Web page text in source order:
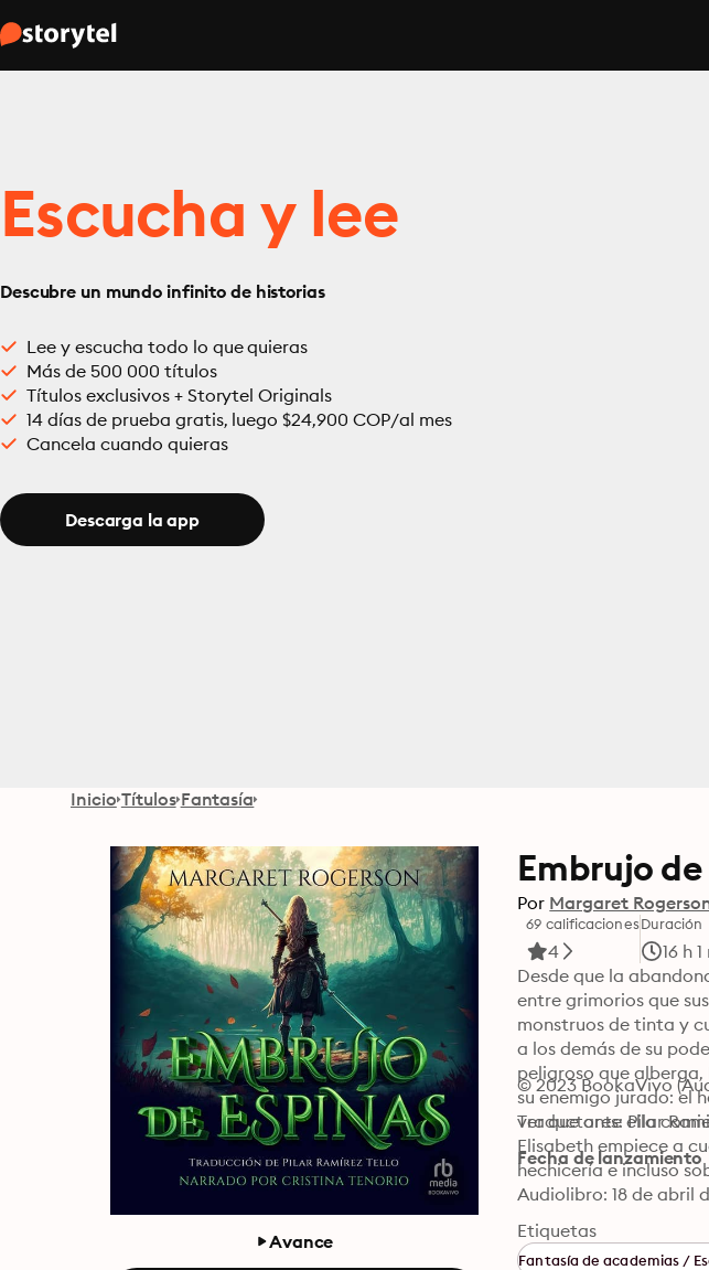
Escucha y lee
Descubre un mundo infinito de historias
Lee y escucha todo lo que quieras
Más de 500 000 títulos
Títulos exclusivos + Storytel Originals
14 días de prueba gratis, luego $24,900 COP/al mes
Cancela cuando quieras
Descarga la app
Inicio Títulos Fantasía
Avance
Embrujo
Por Margaret
69 calificaciones
4
Duración
16 h 1
Desde que la
entre grimorios que
monstruos de tinta y
a los demás de su
peligroso que alberga,
su enemigo jurado: el
ver que ante ella
Elisabeth empiece a
hechicería e incluso
© 2023 BookaVivo
Traductores: Pilar
Fecha de lanzamiento
Audiolibro: 18 de abril
Etiquetas
Fantasía de academias /